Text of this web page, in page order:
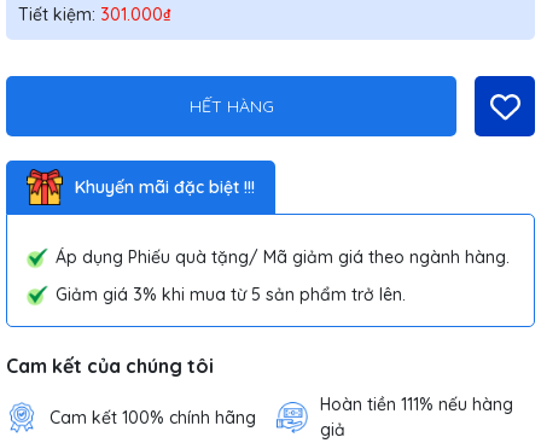
Tiết kiệm: 301.000₫
HẾT HÀNG
Khuyến mãi đặc biệt !!!
Áp dụng Phiếu quà tặng/ Mã giảm giá theo ngành hàng.
Giảm giá 3% khi mua từ 5 sản phẩm trở lên.
Cam kết của chúng tôi
Cam kết 100% chính hãng
Hoàn tiền 111% nếu hàng
giả